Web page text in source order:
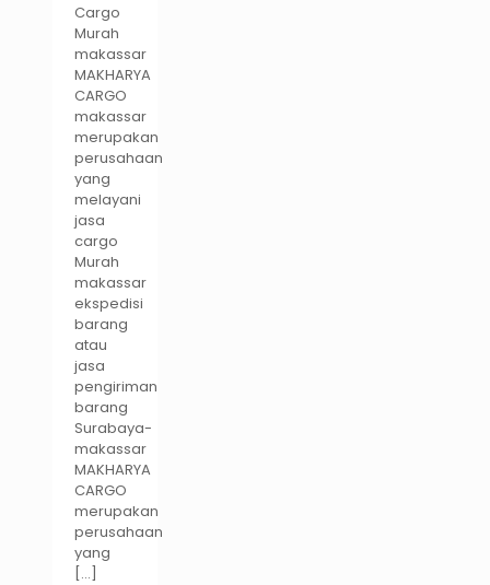
Cargo
Murah
makassar
MAKHARYA
CARGO
makassar
merupakan
perusahaan
yang
melayani
jasa
cargo
Murah
makassar
ekspedisi
barang
atau
jasa
pengiriman
barang
Surabaya-
makassar
MAKHARYA
CARGO
merupakan
perusahaan
yang
[…]